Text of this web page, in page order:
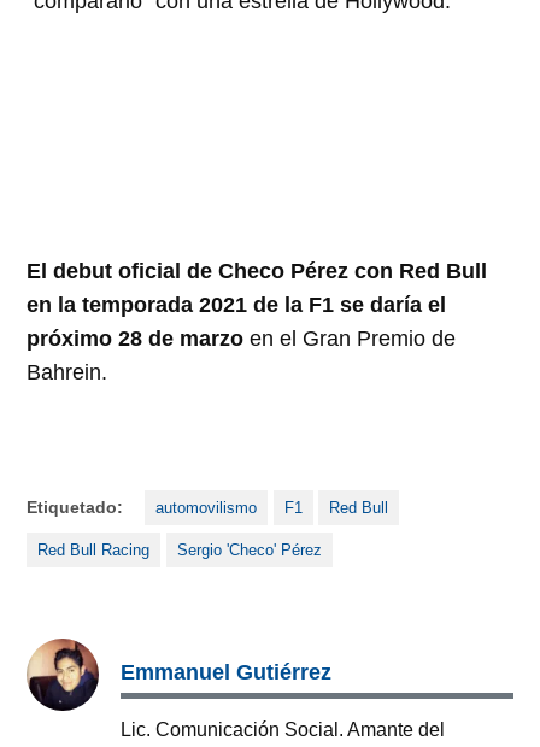
El debut oficial de Checo Pérez con Red Bull
en la temporada 2021 de la F1 se daría el
próximo 28 de marzo en el Gran Premio de
Bahrein.
Etiquetado: automovilismo F1 Red Bull
Red Bull Racing Sergio 'Checo' Pérez
Emmanuel Gutiérrez
Lic. Comunicación Social. Amante del